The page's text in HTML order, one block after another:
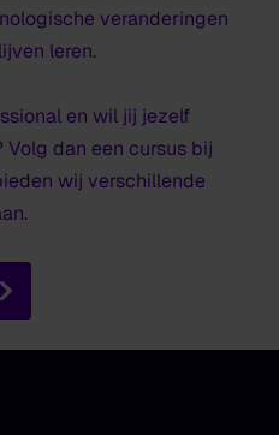
veranderingen
leren.
en wil jij jezelf
dan een cursus bij
wij verschillende